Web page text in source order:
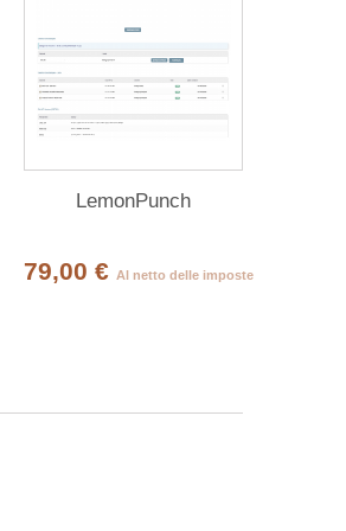
LemonPunch
79,00 € Al netto delle imposte